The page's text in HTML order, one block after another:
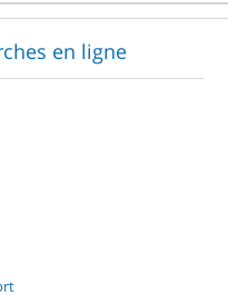
en ligne